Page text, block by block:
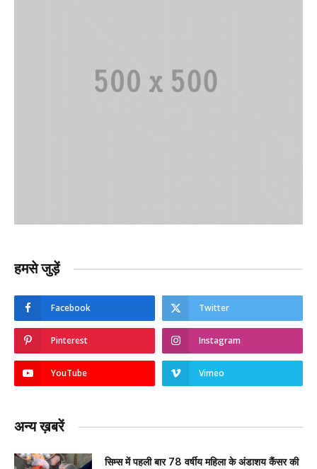
हमसे जुड़ें
Facebook Twitter
Pinterest Instagram
YouTube Vimeo
अन्य ख़बरें
सिम्स में पहली बार 78 वर्षीय महिला के अंडाशय कैंसर की